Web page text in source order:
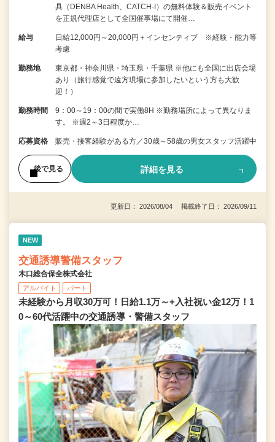
具（DENBA Health、CATCH-I）の無料体験＆販売イベント
を正規代理店として全国催事場にて開催…
給与
日給12,000円～20,000円＋インセンティブ ※経験・能力等
考慮
勤務地
東京都・神奈川県・埼玉県・千葉県 ※他にも全国に出店会場
あり（旅行感覚で遠方現場に参加したいという方も大歓
迎！）
勤務時間
9：00～19：00の間で実働8H ※勤務場所によって異なりま
す。 ※週2～3日程度か…
応募資格 販売・接客経験がある方／30歳～58歳の男女スタッフ活躍中
後で見る 詳細を見る
更新日： 2026/08/04 掲載終了日： 2026/09/11
NEW
交通誘導警備スタッフ
木口総合保全株式会社
アルバイト パート
未経験から月収30万可！日給1.1万～+入社祝い金12万！1
0～60代活躍中の交通誘導・警備スタッフ